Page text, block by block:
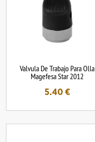
Valvula De Trabajo Para Olla
Magefesa Star 2012
5.40€